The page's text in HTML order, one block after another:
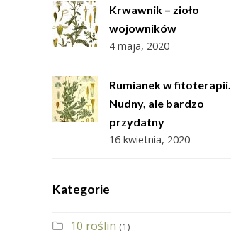
Krwawnik – zioło
wojowników
4 maja, 2020
Rumianek w fitoterapii.
Nudny, ale bardzo
przydatny
16 kwietnia, 2020
Kategorie
10 roślin (1)